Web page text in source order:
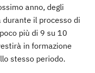
anno, degli
il processo di
più di 9 su 10
in formazione
stesso periodo.